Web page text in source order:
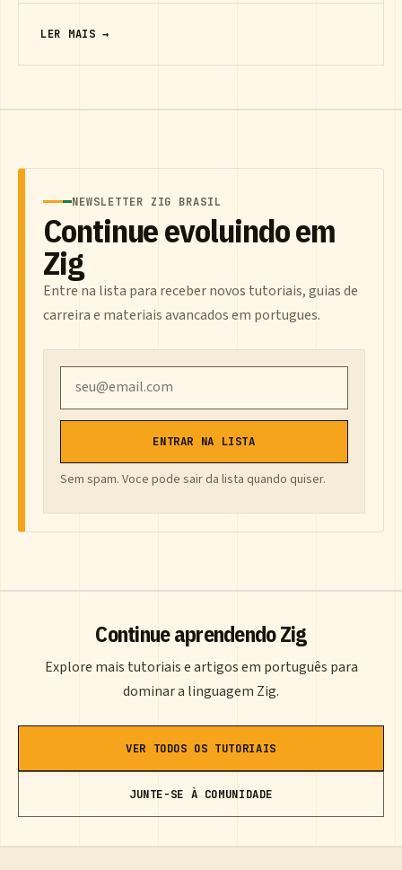
LER MAIS →
NEWSLETTER ZIG BRASIL
Continue evoluindo em
Zig
Entre na lista para receber novos tutoriais, guias de
carreira e materiais avancados em portugues.
ENTRAR NA LISTA
Sem spam. Voce pode sair da lista quando quiser.
Continue aprendendo Zig
Explore mais tutoriais e artigos em português para
dominar a linguagem Zig.
VER TODOS OS TUTORIAIS
JUNTE-SE À COMUNIDADE